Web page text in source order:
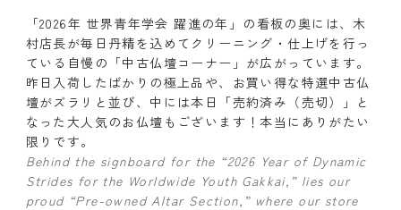
「2026年 世界青年学会 躍進の年」の看板の奥には、木
村店長が毎日丹精を込めてクリーニング・仕上げを行っ
ている自慢の「中古仏壇コーナー」が広がっています。
昨日入荷したばかりの極上品や、お買い得な特選中古仏
壇がズラリと並び、中には本日「売約済み（売切）」と
なった大人気のお仏壇もございます！本当にありがたい
限りです。
Behind the signboard for the “2026 Year of Dynamic
Strides for the Worldwide Youth Gakkai,” lies our
proud “Pre-owned Altar Section,” where our store